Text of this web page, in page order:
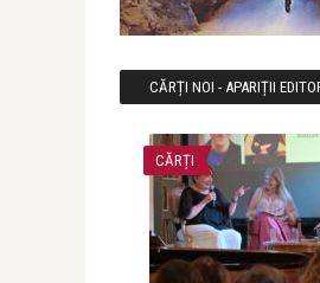
CĂRȚI NOI - APARIȚII
CĂRȚI